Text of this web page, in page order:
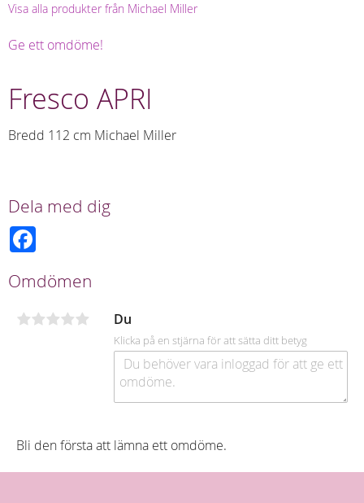
Visa alla produkter från Michael Miller
Ge ett omdöme!
Fresco APRI
Bredd 112 cm Michael Miller
Dela med dig
b
o
k
Omdömen
Du
Klicka på en stjärna för att sätta ditt betyg
Bli den första att lämna ett omdöme.